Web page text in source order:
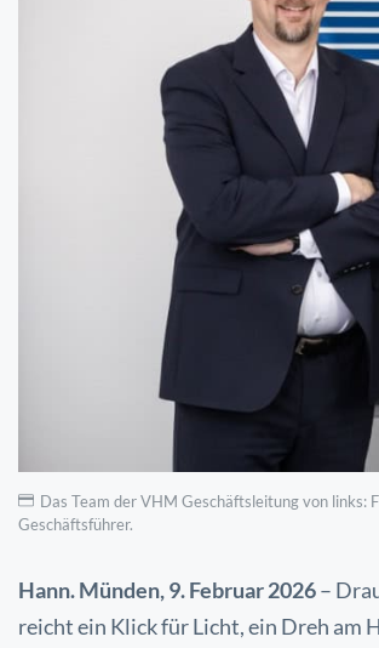
Das Team der VHM Geschäftsleitung von links:
Geschäftsführer.
Hann. Münden, 9. Februar 2026–
reichtein Klick für Licht, ein Dreh am